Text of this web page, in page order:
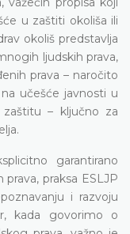
u zaštiti okoliša ili
okoliš predstavlja
ljudskih prava,
prava – naročito
učešće javnosti u
– ključno za
garantirano
praksa ESLJP
i razvoju
kada govorimo o